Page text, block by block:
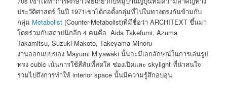
ประวัติศาสตร์ ในปี 1971เขาได้ก่อตั้งกลุ่มที่ไปในทางตรงกันข้ามกับ
กลุ่ม Metabolist (Counter-Metabolist)ที่มีชื่อว่า ARCHITEXT ขึ้นมา
โดยร่วมกับสถาปนิกอีก 4 คนคือ Aida Takefumi, Azuma
Takamitsu, Suzuki Makoto, Takeyama Minoru
งานออกแบบของ Mayumi Miyawaki นั้นจะมีเอกลักษณ์ในการเล่นรูป
ทรง cubic เน้นการใช้สีสันที่สดใส ช่องเปิดและ skylight ที่น่าสนใจ
รวมไปถึงการทำให้ interior space นั้นมีความรู้สึกอบอุ่น